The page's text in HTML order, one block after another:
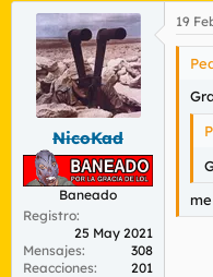
c
c
n
e
NicoKad
Baneado
Registro
25 May 2021
Mensajes
308
Reacciones
201
19